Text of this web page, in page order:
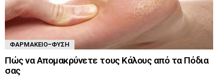
ΦΑΡΜΑΚΕΊΟ-ΦΎΣΗ
Πώς να Απομακρύνετε τους Κάλους από τα Πόδια
σας